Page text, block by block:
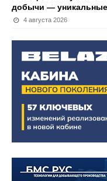
добычи —
4 августа 2026